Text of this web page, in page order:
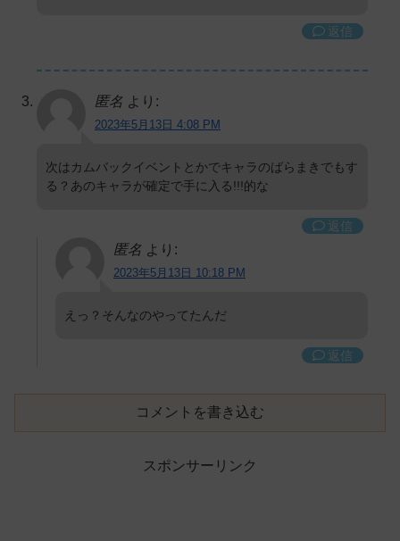
返信
匿名 より:
2023年5月13日 4:08 PM
次はカムバックイベントとかでキャラのばらまきでもす
る？あのキャラが確定で手に入る!!!的な
返信
匿名 より:
2023年5月13日 10:18 PM
えっ？そんなのやってたんだ
返信
コメントを書き込む
スポンサーリンク